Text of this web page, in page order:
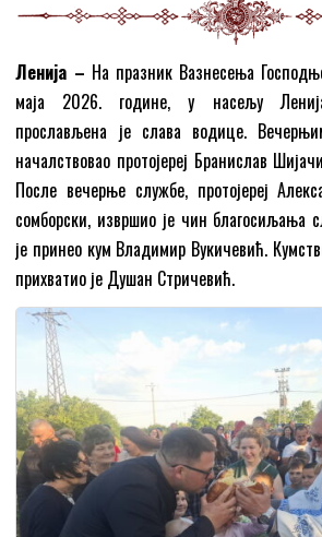
Ленија – На празник Вазнесења
маја 2026. године, у насељу
прослављена је слава водице.
началствовао протојереј Бранислав
После вечерње службе, протојереј
сомборски, извршио је чин благосиљања
је принео кум Владимир Вукичевић.
прихватио је Душан Стричевић.